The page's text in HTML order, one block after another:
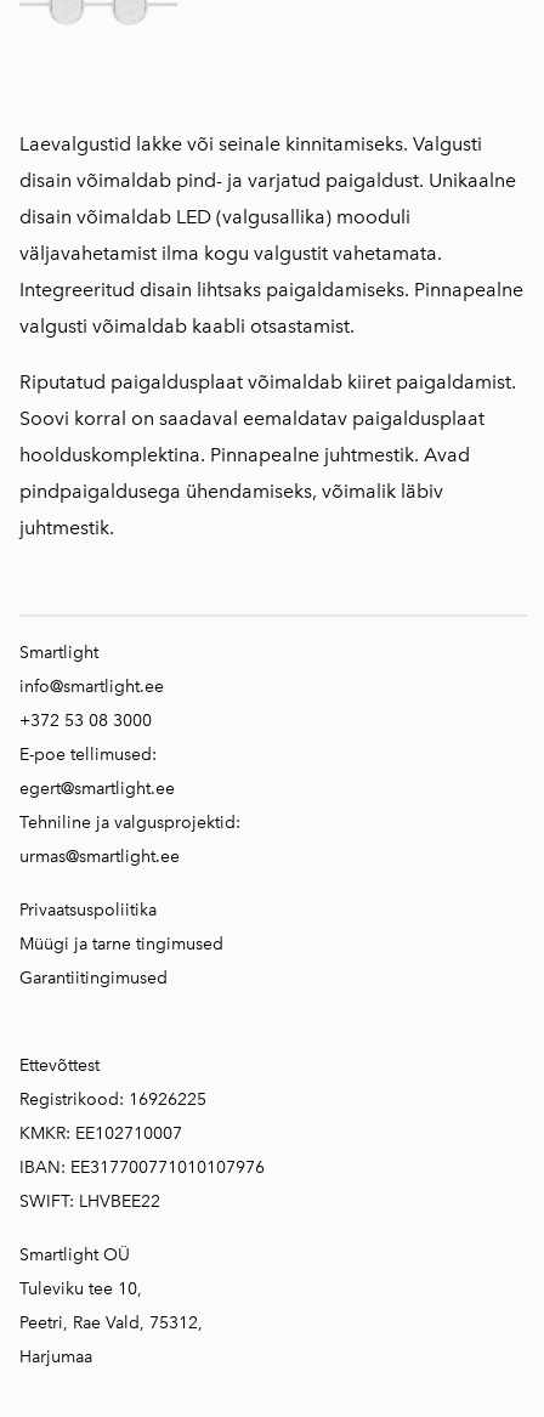
Laevalgustid lakke või seinale kinnitamiseks. Valgusti
disain võimaldab pind- ja varjatud paigaldust. Unikaalne
disain võimaldab LED (valgusallika) mooduli
väljavahetamist ilma kogu valgustit vahetamata.
Integreeritud disain lihtsaks paigaldamiseks. Pinnapealne
valgusti võimaldab kaabli otsastamist.
Riputatud paigaldusplaat võimaldab kiiret paigaldamist.
Soovi korral on saadaval eemaldatav paigaldusplaat
hoolduskomplektina. Pinnapealne juhtmestik. Avad
pindpaigaldusega ühendamiseks, võimalik läbiv
juhtmestik.
Smartlight
info@smartlight.ee
+372 53 08 3000
E-poe tellimused:
egert@smartlight.ee
Tehniline ja valgusprojektid:
urmas@smartlight.ee
Privaatsuspoliitika
Müügi ja tarne tingimused
Garantiitingimused
Ettevõttest
Registrikood: 16926225
KMKR: EE102710007
IBAN: EE317700771010107976
SWIFT: LHVBEE22
Smartlight OÜ
Tuleviku tee 10,
Peetri, Rae Vald, 75312,
Harjumaa